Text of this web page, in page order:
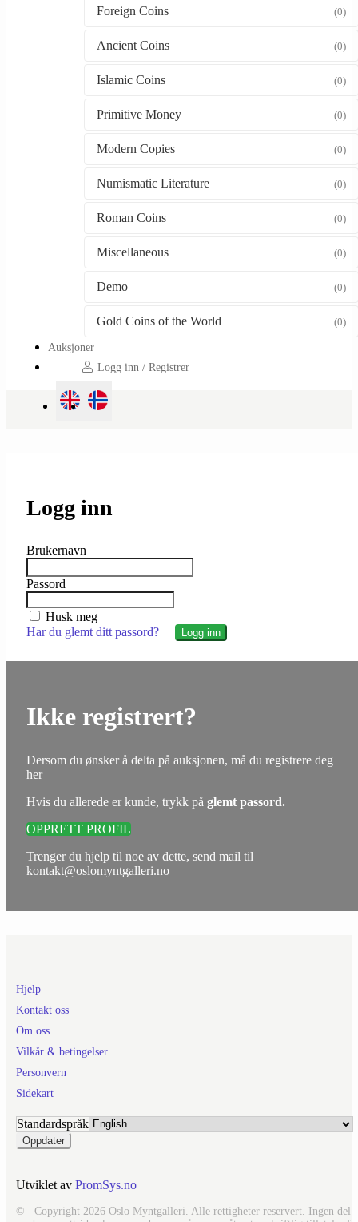
Foreign Coins (0)
Ancient Coins (0)
Islamic Coins (0)
Primitive Money (0)
Modern Copies (0)
Numismatic Literature (0)
Roman Coins (0)
Miscellaneous (0)
Demo (0)
Gold Coins of the World (0)
Auksjoner
Logg inn / Registrer
Logg inn
Brukernavn
Passord
Husk meg
Har du glemt ditt passord?
Ikke registrert?
Dersom du ønsker å delta på auksjonen, må du registrere deg
her
Hvis du allerede er kunde, trykk på glemt passord.
OPPRETT PROFIL
Trenger du hjelp til noe av dette, send mail til
kontakt@oslomyntgalleri.no
Hjelp
Kontakt oss
Om oss
Vilkår & betingelser
Personvern
Sidekart
Standardspråk
Utviklet av PromSys.no
© Copyright 2026 Oslo Myntgalleri. Alle rettigheter reservert. Ingen del